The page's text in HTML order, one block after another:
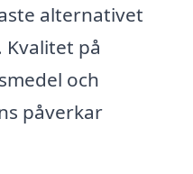
alternativet
på
och
påverkar